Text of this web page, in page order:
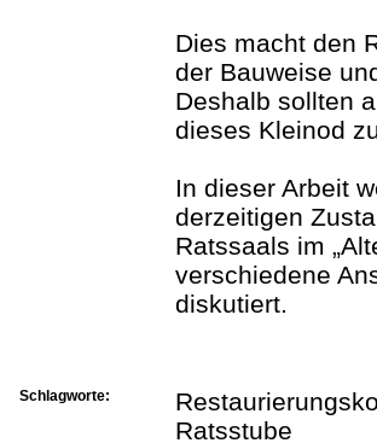
Dies macht den
der Bauweise
Deshalb sollten
dieses Kleinod
In dieser Arbeit
derzeitigen
Ratssaals im
verschiedene
diskutiert.
Schlagworte:
Ratsstube